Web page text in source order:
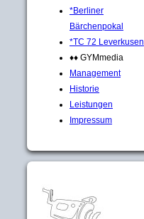
*Berliner
Bärchenpokal
*TC 72 Leverkusen
♦♦ GYMmedia
Management
Historie
Leistungen
Impressum